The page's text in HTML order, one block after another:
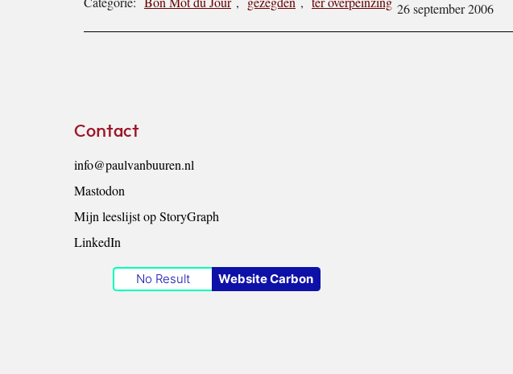
26 september 2006
Contact
info@paulvanbuuren.nl
Mastodon
Mijn leeslijst op StoryGraph
LinkedIn
No Result Website Carbon